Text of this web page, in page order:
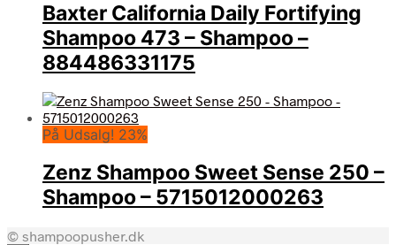
Baxter California Daily Fortifying
Shampoo 473 – Shampoo –
884486331175
På Udsalg! 23%
Zenz Shampoo Sweet Sense 250 –
Shampoo – 5715012000263
© shampoopusher.dk